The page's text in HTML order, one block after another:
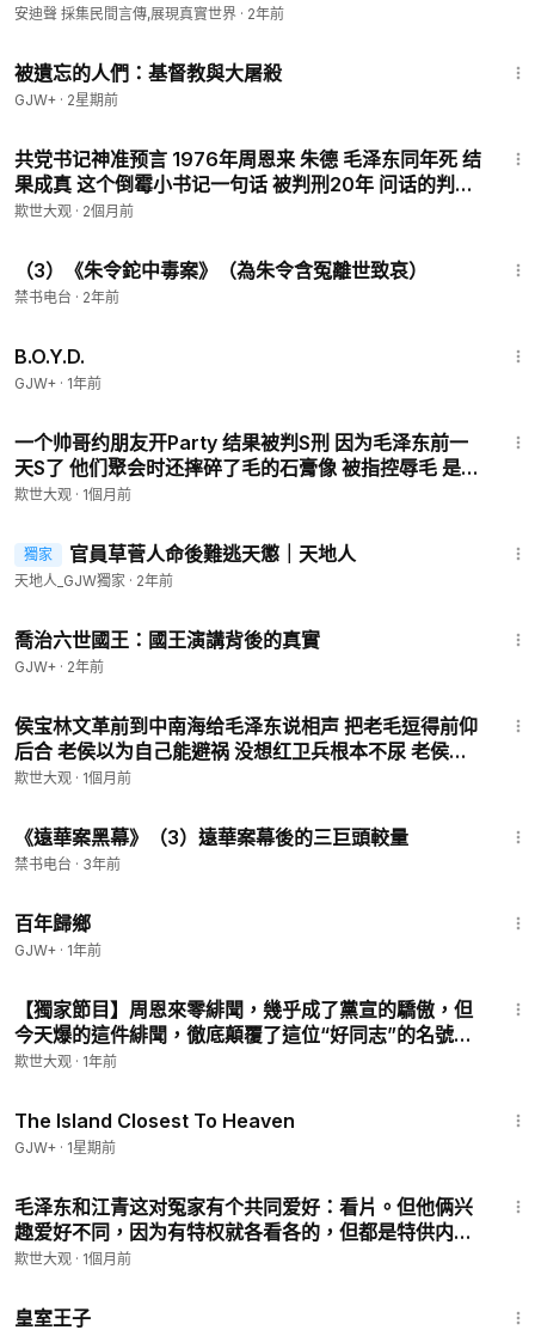
安迪聲 採集民間言傳,展現真實世界 · 2年前
被遺忘的人們：基督教與大屠殺
GJW+ · 2星期前
共党书记神准预言 1976年周恩来 朱德 毛泽东同年死 结
果成真 这个倒霉小书记一句话 被判刑20年 问话的判了
15年 一句话没说的也给判了4年 这就是中共国 欺世大谎
欺世大观 · 2個月前
（3）《朱令鉈中毒案》（為朱令含冤離世致哀）
禁书电台 · 2年前
B.O.Y.D.
GJW+ · 1年前
一个帅哥约朋友开Party 结果被判S刑 因为毛泽东前一
天S了 他们聚会时还摔碎了毛的石膏像 被指控辱毛 是北
京最严重的 现行反革命案 欺世大谎 030 #毛泽东逝世 #
欺世大观 · 1個月前
獨家 官員草菅人命後難逃天懲｜天地人
天地人_GJW獨家 · 2年前
喬治六世國王：國王演講背後的真實
GJW+ · 2年前
侯宝林文革前到中南海给毛泽东说相声 把老毛逗得前仰
后合 老侯以为自己能避祸 没想红卫兵根本不尿 老侯只
好摆烂自黑凡尔赛 果然把红小鬼闹得没了脾气 【欺世大
欺世大观 · 1個月前
《遠華案黑幕》（3）遠華案幕後的三巨頭較量
禁书电台 · 3年前
百年歸鄉
GJW+ · 1年前
【獨家節目】周恩來零緋聞，幾乎成了黨宣的驕傲，但
今天爆的這件緋聞，徹底顛覆了這位“好同志”的名號
337集
欺世大观 · 1年前
The Island Closest To Heaven
GJW+ · 1星期前
毛泽东和江青这对冤家有个共同爱好：看片。但他俩兴
趣爱好不同，因为有特权就各看各的，但都是特供内
容，中南海外的P民是看不到的，老毛看完片吃红烧肉
欺世大观 · 1個月前
皇室王子